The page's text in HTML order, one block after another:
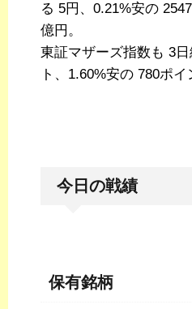
る 5円、0.21%安の
億円。
東証マザーズ指数も 3
ト、1.60%安の 780ポイ
今日の戦績
保有銘柄